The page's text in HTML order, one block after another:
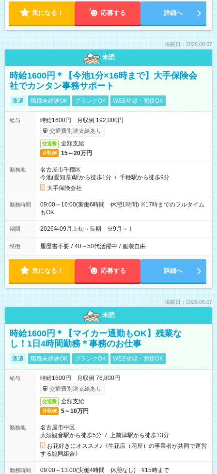
気になる！ 応募する 詳細へ
掲載日：2026.08.07
未読
時給1600円＊【今池1分×16時まで】大手保険会
社でカンタン事務サポート
派遣 職種未経験OK ブランクOK WEB登録・面接OK
給与
時給1600円 月収例 192,000円
交通費別途支給あり
交通費 全額支給
月収例 15～20万円
勤務地
名古屋市千種区
今池(愛知県)駅から徒歩1分 / 千種駅から徒歩9分
大手保険会社
勤務時間
09:00～16:00(実働6時間 休憩1時間) ※17時までのフルタイム
もOK
期間 2026年09月上旬～長期 ※9月～！
特徴 履歴書不要 / 40～50代活躍中 / 服装自由
気になる！ 応募する 詳細へ
掲載日：2026.08.07
未読
時給1600円＊【マイカー通勤もOK】残業な
し！1日4時間勤務＊事務のお仕事
派遣 職種未経験OK ブランクOK WEB登録・面接OK
給与
時給1600円 月収例 76,800円
交通費別途支給あり
交通費 全額支給
月収例 5～10万円
勤務地
名古屋市中区
大須観音駅から徒歩5分 / 上前津駅から徒歩13分
お花好きにオススメ♪《生花店（花屋）の事業者が共同で運営
する協同組合》
勤務時間 09:00～13:00(実働4時間 休憩なし) #15時まで